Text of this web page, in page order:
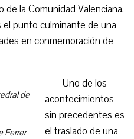
la Comunidad Valenciana.
el punto culminante de una
en conmemoración de
de
Ferrer
Uno de los
acontecimientos
sin precedentes es
el traslado de una